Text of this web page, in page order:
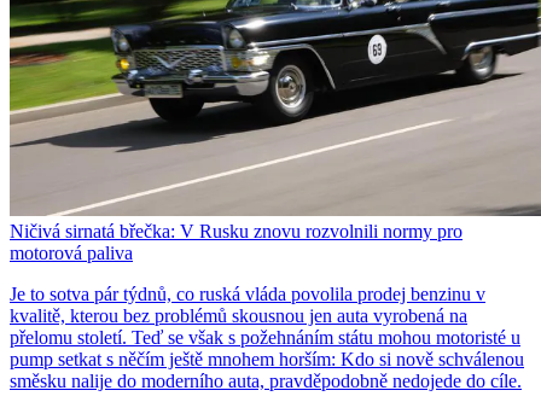
Ničivá sirnatá břečka: V Rusku znovu rozvolnili normy pro
motorová paliva
Je to sotva pár týdnů, co ruská vláda povolila prodej benzinu v
kvalitě, kterou bez problémů skousnou jen auta vyrobená na
přelomu století. Teď se však s požehnáním státu mohou motoristé u
pump setkat s něčím ještě mnohem horším: Kdo si nově schválenou
směsku nalije do moderního auta, pravděpodobně nedojede do cíle.